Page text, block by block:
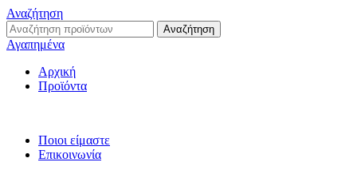
Αναζήτηση
Αναζήτηση
Αγαπημένα
Αρχική
Προϊόντα
Ποιοι είμαστε
Επικοινωνία